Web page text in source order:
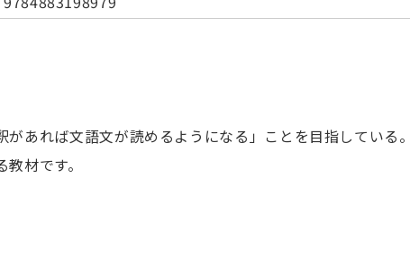
あれば文語文が読めるようになる」ことを目指している。
材です。